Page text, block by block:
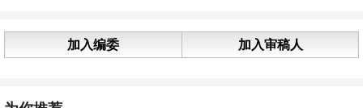
加入编委 加入审稿人